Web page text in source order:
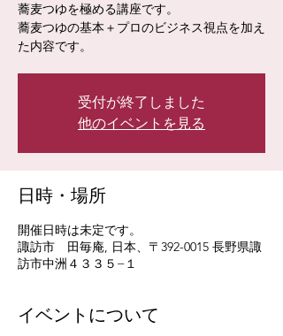
蕎麦つゆを極める講座です。
蕎麦つゆの基本＋プロのビジネス視点を加え
受付が終了しました
他のイベントを見る
日時・場所
開催日時は未定です。
諏訪市 田毎庵, 日本、〒392-0015 長野県諏
訪市中洲４３３５−１
イベントについて